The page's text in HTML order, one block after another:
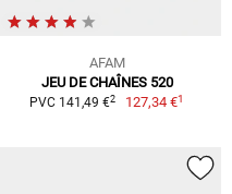
AFAM
JEU DE CHAÎNES 520
PVC 141,49 €2 127,34 €1